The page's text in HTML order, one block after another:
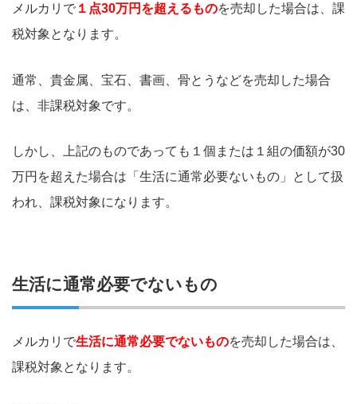
メルカリで １点30万円を超えるものを売却した場合は、課
税対象となります。
通常、貴金属、宝石、書画、骨とうなどを売却した場合
は、非課税対象です。
しかし、上記のものであっても１個または１組の価額が30
万円を超えた場合は「生活に通常必要ないもの」として扱
われ、課税対象になります。
生活に通常必要でないもの
メルカリで生活に通常必要でないものを売却した場合は、
課税対象となります。